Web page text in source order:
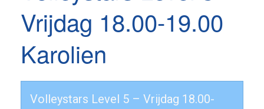
Vrijdag 18.00-19.00
Karolien
Volleystars Level 5 – Vrijdag 18.00-